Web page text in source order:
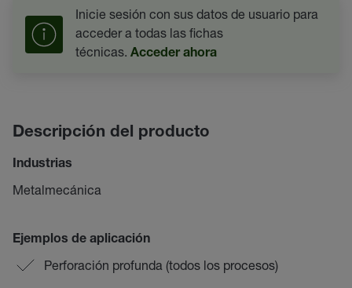
Inicie sesión con sus datos de usuario para
acceder a todas las fichas
técnicas. Acceder ahora
Descripción del producto
Industrias
Metalmecánica
Ejemplos de aplicación
Perforación profunda (todos los procesos)